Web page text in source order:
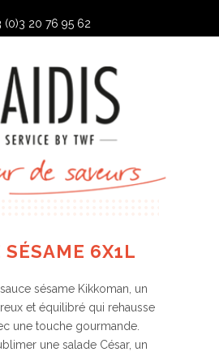
(0)3 20 76 95 62
SÉSAME 6X1L
sésame Kikkoman, un
et équilibré qui rehausse
une touche gourmande.
une salade César, un